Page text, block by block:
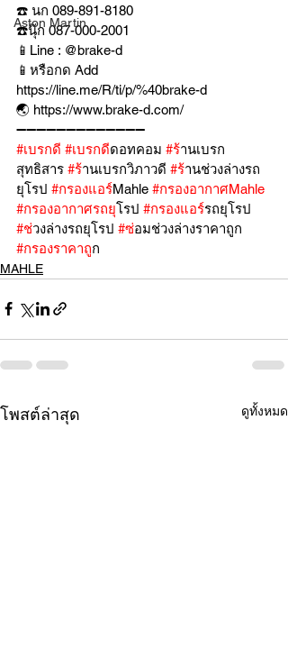
Aston Martin
☎️ นก 089-891-8180
☎️นุ๊ก 087-000-2001
📱Line : @brake-d
📱หรือกด Add
https://line.me/R/ti/p/%40brake-d
🌏 https://www.brake-d.com/
➖➖➖➖➖➖➖➖➖➖➖➖➖
#เบรกด #เบรกดีดอทคอม #ร้านเบรก
สุทธิสาร #ร้านเบรกวิภาวดี #ร้านช่วงล่างรถ
ยุโรป #กรองแอร์Mahle #กรองอากาศMahle
#กรองอากาศรถยุโรป #กรองแอร์รถยุโรป
#ช่วงล่างรถยุโรป #ซ่อมช่วงล่างราคาถูก
#กรองราคาถูก
MAHLE
โพสต์ล่าสุด ดูทั้งหมด